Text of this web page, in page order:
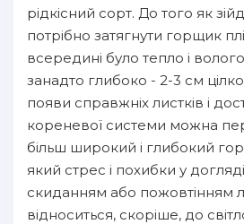
рідкісний сорт. До того як
потрібно затягнути горщик
всередині було тепло і
занадто глибоко - 2-3 см
появи справжніх листків і
кореневої системи можна
більш широкий і глибокий
який стрес і похибки у
скиданням або пожовтінням
відноситься, скоріше, до